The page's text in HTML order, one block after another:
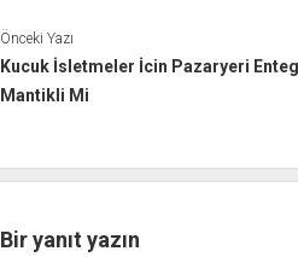
Önceki Yazı
Kucuk İsletmeler İcin Pazaryeri
Mantikli Mi
Bir yanıt yazın